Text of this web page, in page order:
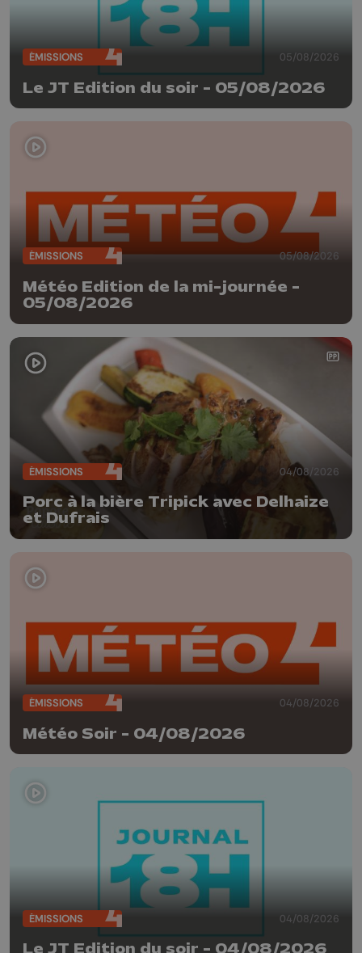
ÉMISSIONS 05/08/2026
Le JT Edition du soir - 05/08/2026
ÉMISSIONS 05/08/2026
Météo Edition de la mi-journée -
05/08/2026
ÉMISSIONS 04/08/2026
Porc à la bière Tripick avec Delhaize
et Dufrais
ÉMISSIONS 04/08/2026
Météo Soir - 04/08/2026
ÉMISSIONS 04/08/2026
Le JT Edition du soir - 04/08/2026